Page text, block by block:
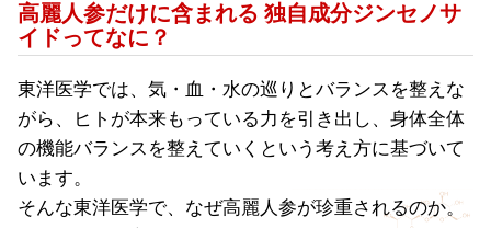
高麗人参だけに含まれる 独自成分ジンセノサ
イドってなに？
東洋医学では、気・血・水の巡りとバランスを整えな
がら、ヒトが本来もっている力を引き出し、身体全体
の機能バランスを整えていくという考え方に基づいて
います。
そんな東洋医学で、なぜ高麗人参が珍重されるのか。